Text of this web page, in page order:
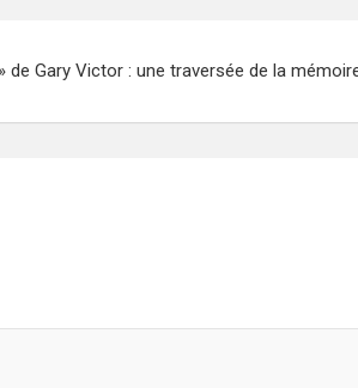
de Gary Victor : une traversée de la